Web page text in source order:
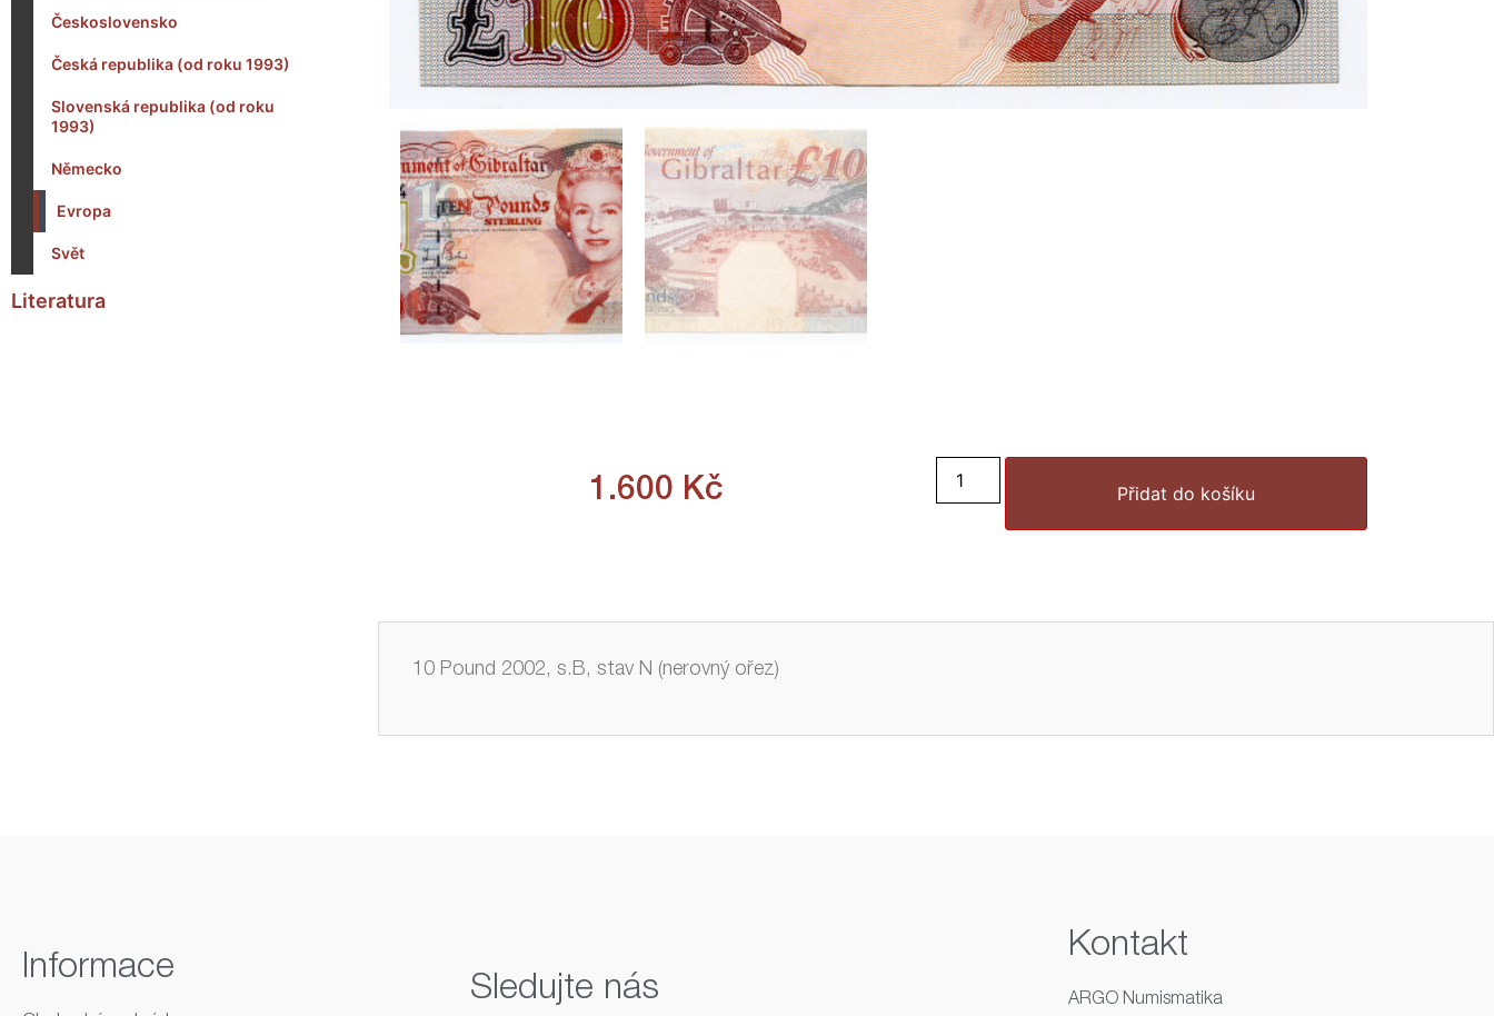
Československo
Česká republika (od roku 1993)
Slovenská republika (od roku
1993)
Německo
Evropa
Svět
Literatura
1.600 Kč Přidat do košíku
10 Pound 2002, s.B, stav N (nerovný ořez)
Informace
Sledujte nás
Kontakt
ARGO Numismatika